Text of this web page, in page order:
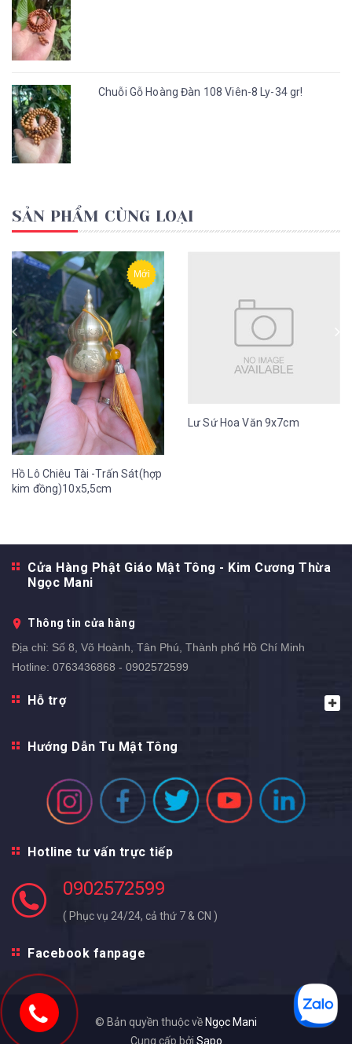
Chuỗi Gỗ Hoàng Đàn 108 Viên-8 Ly-34 gr!
SẢN PHẨM CÙNG LOẠI
Mới
Hồ Lô Chiêu Tài -Trấn Sát(hợp
kim đồng)10x5,5cm
Lư Sứ Hoa Văn 9x7cm
Cửa Hàng Phật Giáo Mật Tông - Kim Cương Thừa
Ngọc Mani
Thông tin cửa hàng
Địa chỉ: Số 8, Võ Hoành, Tân Phú, Thành phố Hồ Chí Minh
Hotline: 0763436868 - 0902572599
Hỗ trợ
Hướng Dẫn Tu Mật Tông
Hotline tư vấn trực tiếp
0902572599
( Phục vụ 24/24, cả thứ 7 & CN )
Facebook fanpage
© Bản quyền thuộc về Ngọc Mani
Cung cấp bởi Sapo